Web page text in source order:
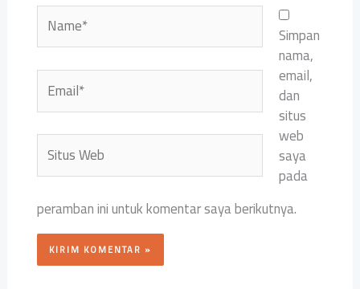
Name*
Email*
Situs
Web
Simpan
nama,
email,
dan
situs
web
saya
pada
peramban ini untuk komentar saya berikutnya.